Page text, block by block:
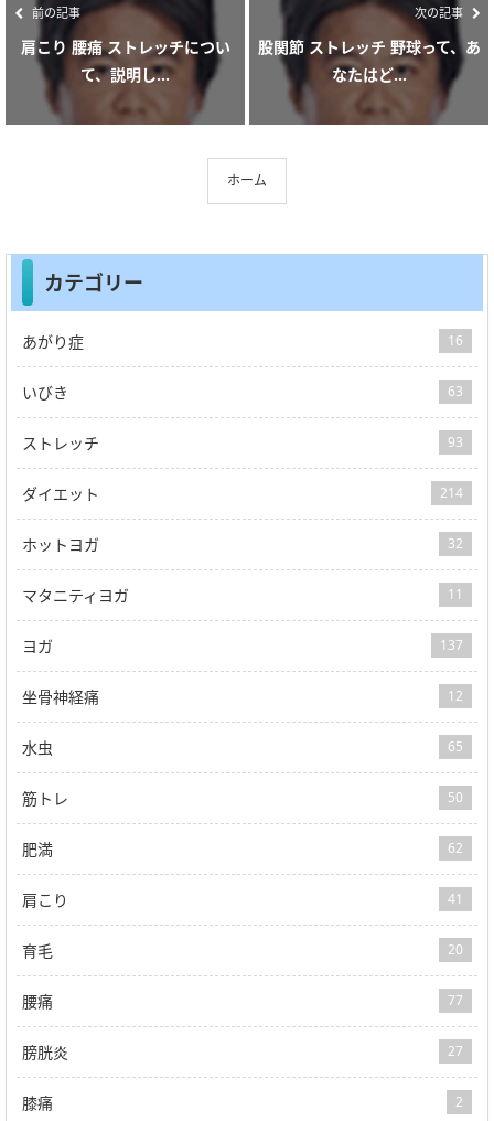
前の記事
肩こり 腰痛 ストレッチについ
て、説明し...
次の記事
股関節 ストレッチ 野球って、あ
なたはど...
ホーム
カテゴリー
あがり症 16
いびき 63
ストレッチ 93
ダイエット 214
ホットヨガ 32
マタニティヨガ 11
ヨガ 137
坐骨神経痛 12
水虫 65
筋トレ 50
肥満 62
肩こり 41
育毛 20
腰痛 77
膀胱炎 27
膝痛 2